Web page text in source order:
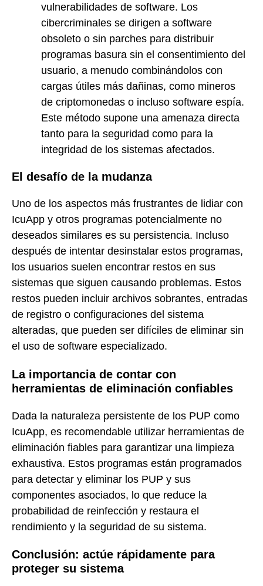
vulnerabilidades de software. Los
cibercriminales se dirigen a software
obsoleto o sin parches para distribuir
programas basura sin el consentimiento del
usuario, a menudo combinándolos con
cargas útiles más dañinas, como mineros
de criptomonedas o incluso software espía.
Este método supone una amenaza directa
tanto para la seguridad como para la
integridad de los sistemas afectados.
El desafío de la mudanza
Uno de los aspectos más frustrantes de lidiar con
IcuApp y otros programas potencialmente no
deseados similares es su persistencia. Incluso
después de intentar desinstalar estos programas,
los usuarios suelen encontrar restos en sus
sistemas que siguen causando problemas. Estos
restos pueden incluir archivos sobrantes, entradas
de registro o configuraciones del sistema
alteradas, que pueden ser difíciles de eliminar sin
el uso de software especializado.
La importancia de contar con
herramientas de eliminación confiables
Dada la naturaleza persistente de los PUP como
IcuApp, es recomendable utilizar herramientas de
eliminación fiables para garantizar una limpieza
exhaustiva. Estos programas están programados
para detectar y eliminar los PUP y sus
componentes asociados, lo que reduce la
probabilidad de reinfección y restaura el
rendimiento y la seguridad de su sistema.
Conclusión: actúe rápidamente para
proteger su sistema